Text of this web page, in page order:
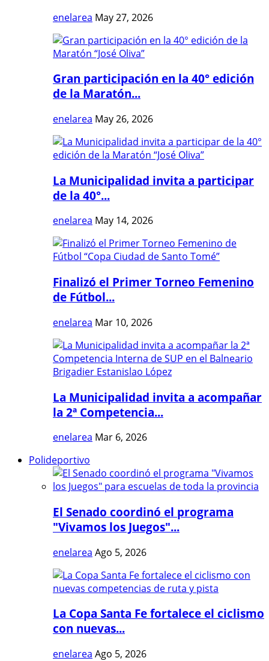
enelarea May 27, 2026
Gran participación en la 40° edición
de la Maratón...
enelarea May 26, 2026
La Municipalidad invita a participar
de la 40°...
enelarea May 14, 2026
Finalizó el Primer Torneo Femenino
de Fútbol...
enelarea Mar 10, 2026
La Municipalidad invita a acompañar
la 2ª Competencia...
enelarea Mar 6, 2026
Polideportivo
El Senado coordinó el programa
"Vivamos los Juegos"...
enelarea Ago 5, 2026
La Copa Santa Fe fortalece el ciclismo
con nuevas...
enelarea Ago 5, 2026